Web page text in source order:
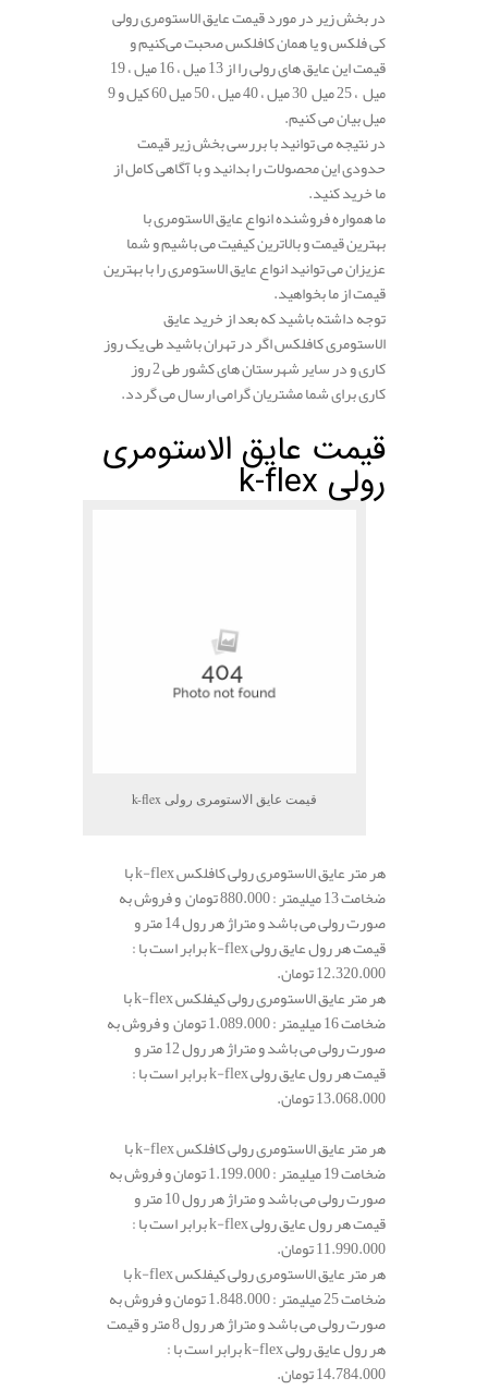
در بخش زیر در مورد قیمت عایق الاستومری رولی
کی فلکس و یا همان کافلکس صحبت می‌کنیم و
قیمت این عایق های رولی را از 13 میل ، 16 میل ، 19
میل ، 25 میل 30 میل ، 40 میل ، 50 میل 60 کیل و 9
میل بیان می کنیم.
در نتیجه می توانید با بررسی بخش زیر قیمت
حدودی این محصولات را بدانید و با آگاهی کامل از
ما خرید کنید.
ما همواره فروشنده انواع عایق الاستومری با
بهترین قیمت و بالاترین کیفیت می باشیم و شما
عزیزان می توانید انواع عایق الاستومری را با بهترین
قیمت از ما بخواهید.
توجه داشته باشید که بعد از خرید عایق
الاستومری کافلکس اگر در تهران باشید طی یک روز
کاری و در سایر شهرستان های کشور طی 2 روز
کاری برای شما مشتریان گرامی ارسال می گردد.
قیمت عایق الاستومری
رولی k-flex
قیمت عایق الاستومری رولی k-flex
هر متر عایق الاستومری رولی کافلکس k-flex با
ضخامت 13 میلیمتر : 880.000 تومان و فروش به
صورت رولی می باشد و متراژ هر رول 14 متر و
قیمت هر رول عایق رولی k-flex برابر است با :
12.320.000 تومان.
هر متر عایق الاستومری رولی کیفلکس k-flex با
ضخامت 16 میلیمتر : 1.089.000 تومان و فروش به
صورت رولی می باشد و متراژ هر رول 12 متر و
قیمت هر رول عایق رولی k-flex برابر است با :
13.068.000 تومان.
هر متر عایق الاستومری رولی کافلکس k-flex با
ضخامت 19 میلیمتر : 1.199.000 تومان و فروش به
صورت رولی می باشد و متراژ هر رول 10 متر و
قیمت هر رول عایق رولی k-flex برابر است با :
11.990.000 تومان.
هر متر عایق الاستومری رولی کیفلکس k-flex با
ضخامت 25 میلیمتر : 1.848.000 تومان و فروش به
صورت رولی می باشد و متراژ هر رول 8 متر و قیمت
هر رول عایق رولی k-flex برابر است با :
14.784.000 تومان.